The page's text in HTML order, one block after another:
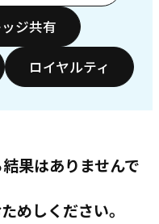
ジ共有
ロイヤルティ
果はありませんで
めしください。